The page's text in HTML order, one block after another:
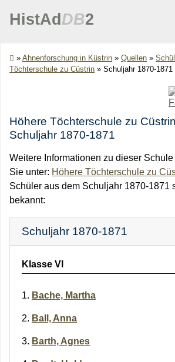
HistAd DB2
» Ahnenforschung in Küstrin » Quellen »
Töchterschule zu Cüstrin » Schuljahr 1870-1871
Höhere Töchterschule zu
Schuljahr 1870-1871
Weitere Informationen zu dieser
Sie unter: Höhere Töchterschule zu
Schüler aus dem Schuljahr 1870-1871
bekannt:
Schuljahr 1870-1871
Klasse VI
Bache, Martha
Ball, Anna
Barth, Agnes